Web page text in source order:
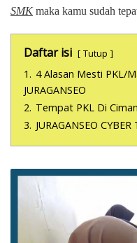
SMKmaka kamu sudah
Daftar isi Tutup
1. 4 Alasan Mesti PKL/
JURAGANSEO
2. Tempat PKL Di
3. JURAGANSEO CYBER